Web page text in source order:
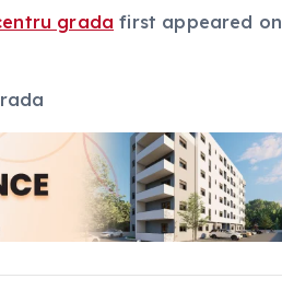
grada first appeared on